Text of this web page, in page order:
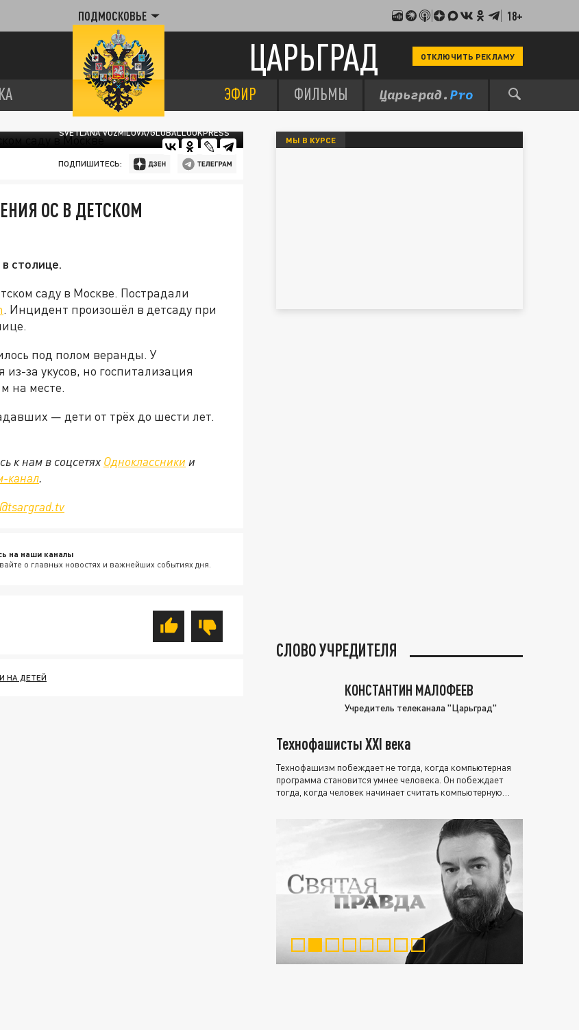
ПОДМОСКОВЬЕ 18+
ЦАРЬГРАД ОТКЛЮЧИТЬ РЕКЛАМУ
ЭФИР ФИЛЬМЫ
SVETLANA VOZMILOVA/GLOBALLOOKPRESS
ПОДПИШИТЕСЬ:
ОС В ДЕТСКОМ
столице.
саду в Москве. Пострадали
. Инцидент произошёл в детсаду при
под полом веранды. У
за укусов, но госпитализация
на месте.
— дети от трёх до шести лет.
к нам в соцсетях Одноклассники и
канал.
на наши каналы
о главных новостях и важнейших событиях дня.
НА ДЕТЕЙ
МЫ В КУРСЕ
СЛОВО УЧРЕДИТЕЛЯ
КОНСТАНТИН МАЛОФЕЕВ
Учредитель телеканала "Царьград"
Технофашисты XXI века
Технофашизм побеждает не тогда, когда компьютерная
программа становится умнее человека. Он побеждает
тогда, когда человек начинает считать компьютерную